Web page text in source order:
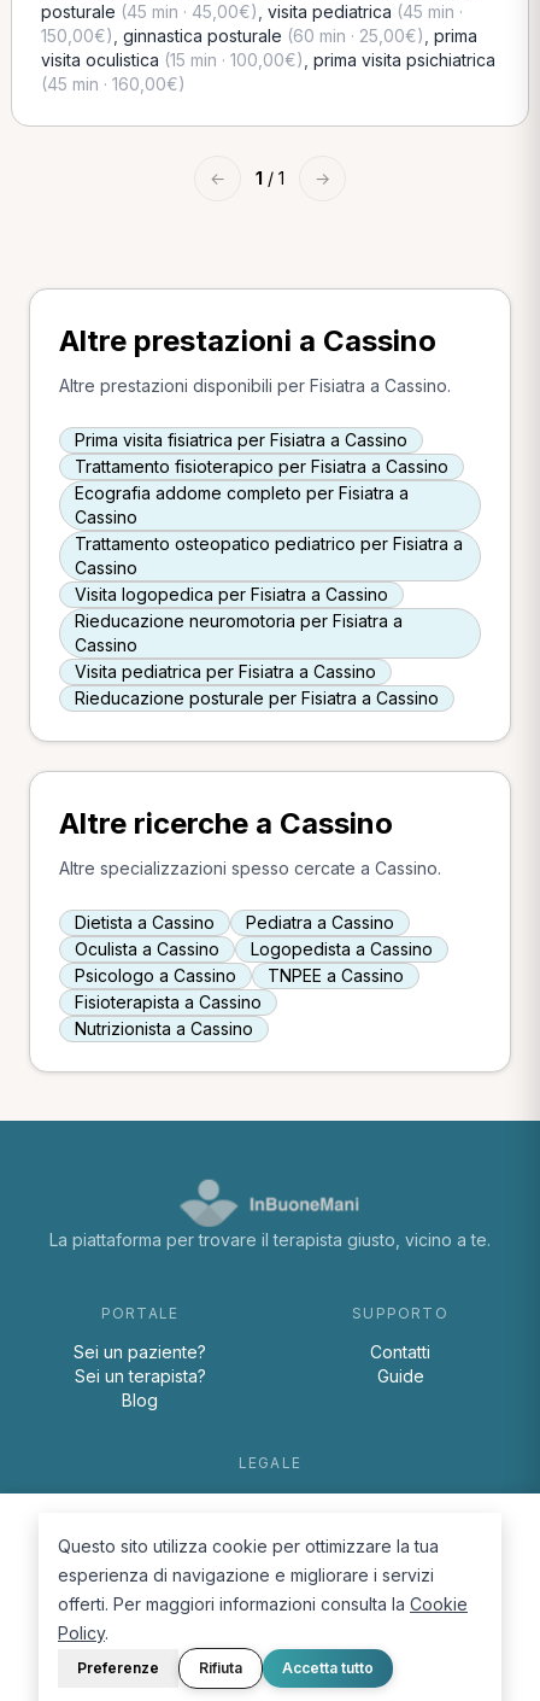
posturale (45 min · 45,00€) visita pediatrica (45 min ·
150,00€) ginnastica posturale (60 min · 25,00€) prima
visita oculistica (15 min · 100,00€) prima visita psichiatrica
(45 min · 160,00€)
← 1 / 1 →
Altre prestazioni a Cassino
Altre prestazioni disponibili per Fisiatra a Cassino.
Prima visita fisiatrica per Fisiatra a Cassino
Trattamento fisioterapico per Fisiatra a Cassino
Ecografia addome completo per Fisiatra a
Cassino
Trattamento osteopatico pediatrico per Fisiatra a
Cassino
Visita logopedica per Fisiatra a Cassino
Rieducazione neuromotoria per Fisiatra a
Cassino
Visita pediatrica per Fisiatra a Cassino
Rieducazione posturale per Fisiatra a Cassino
Altre ricerche a Cassino
Altre specializzazioni spesso cercate a Cassino.
Dietista a Cassino
Pediatra a Cassino
Oculista a Cassino
Logopedista a Cassino
Psicologo a Cassino
TNPEE a Cassino
Fisioterapista a Cassino
Nutrizionista a Cassino
La piattaforma per trovare il terapista giusto, vicino a te.
PORTALE
Sei un paziente?
Sei un terapista?
Blog
SUPPORTO
Contatti
Guide
LEGALE
Cookie Policy
Questo sito utilizza cookie per ottimizzare la tua
esperienza di navigazione e migliorare i servizi
offerti. Per maggiori informazioni consulta la Cookie
Policy.
Preferenze Rifiuta Accetta tutto